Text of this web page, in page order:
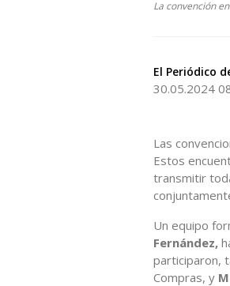
La convención
El Periódico
30.05.2024
Las
Estos
transmitir
Un equipo
Fernández,
participaron,
Compras, y